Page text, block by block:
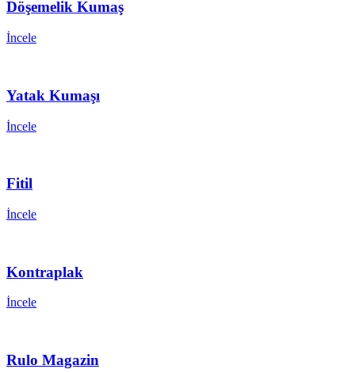
Döşemelik Kumaş
İncele
Yatak Kumaşı
İncele
Fitil
İncele
Kontraplak
İncele
Rulo Magazin